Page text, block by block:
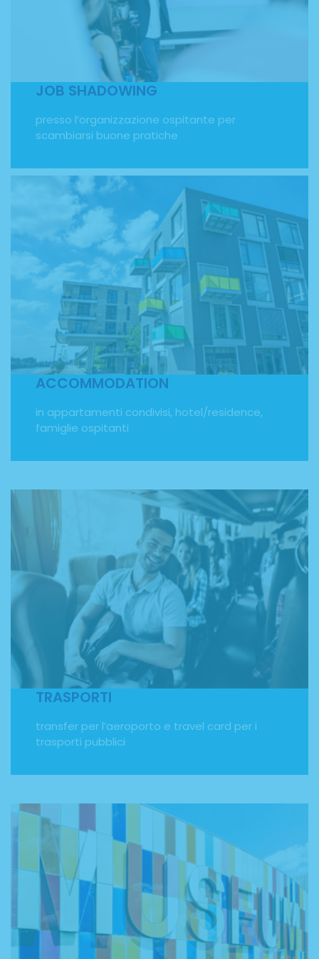
JOB SHADOWING
presso l’organizzazione ospitante per
scambiarsi buone pratiche
pratiche. Attraverso il Programma Erasmus Plus offriamo
al personale scolastico corsi di formazione per docenti
ed esperienze di job shadowing. Grazie all'interscambio
culturale, è possibile sperimentare metodologie
didattiche differenti e conoscere altri istituti scolastici
della comunità europea.
ACCOMMODATION
in appartamenti condivisi, hotel/residence,
famiglie ospitanti
ACCOMMODATION
in appartamenti condivisi, hotel/residence, famiglie
ospitanti. Per il tuo soggiorno all'estero non dovrai
preoccuparti di cercare alloggio. FMTS Experience lo ha
già fatto per te. Potrai scegliere se soggiornare in
appartamenti condivisi, hotel o residence o fare
un'esperienza alla pari diventando ospite di una
famiglia del posto.
TRASPORTI
transfer per l’aeroporto e travel card per i
trasporti pubblici
TRASPORTI
transfer per l’aeroporto e travel card per i trasporti
pubblici durante il soggiorno. Ti aiutiamo a raggiungere
la meta del tuo viaggio studio accompagnandoti
dall'Italia fino a destinazione! Saremo noi a fornirti i
biglietti aerei sia per l'andata sia per il ritorno. Inoltre,
riceverai una carta trasporti per utilizzare i mezzi pubblici
della città in cui soggiornerai.
ATTIVITÀ SOCIO-CULTURALI
Il Programma Erasmus Plus ha come obiettivo anche
quello di favorire l'interscambio culturale tra i paesi
membri della Comunità Europea. Durante il tuo
soggiorno all'estero imparerai una nuova lingua,